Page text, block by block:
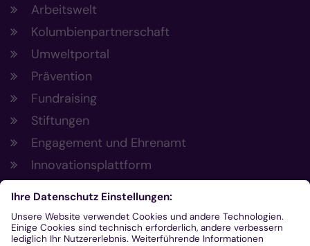
Arbeitswelt
Kolumbienpartnerschaft
Umweltportal
Prävention
Fundraising
Stiftungen
Engagement und Ehrenamt
Innovationsplattform
Aus der Plattform
Nachrichten